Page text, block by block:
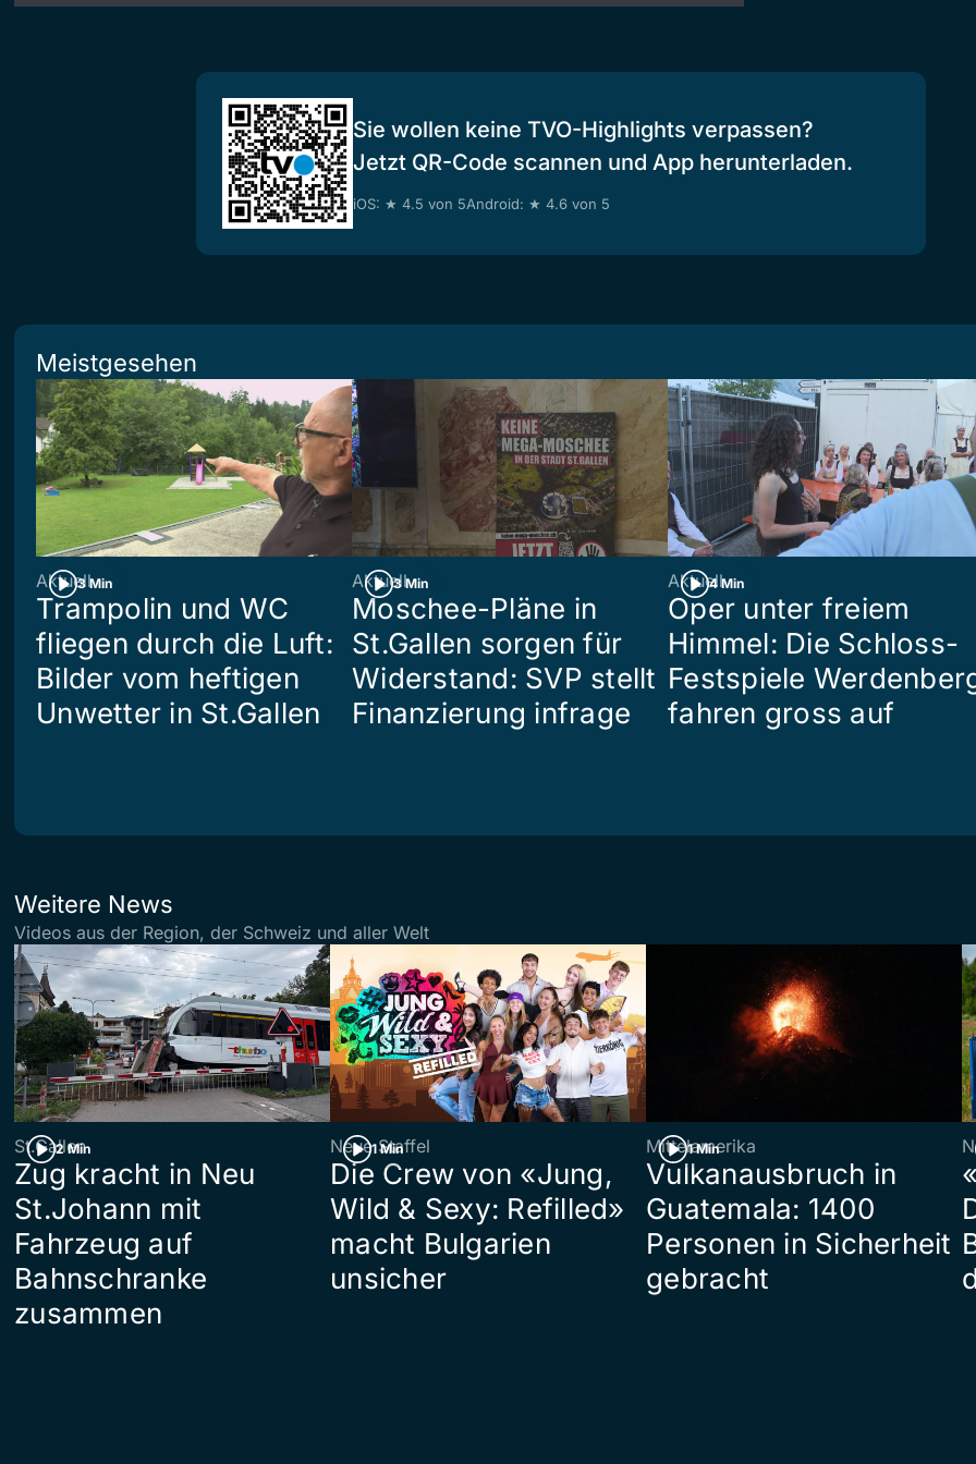
Sie wollen keine TVO-Highlights verpassen?
Jetzt QR-Code scannen und App herunterladen.
iOS: ★ 4.5 von 5Android: ★ 4.6 von 5
Meistgesehen
3 Min
Aktuell
Trampolin und WC
fliegen durch die Luft:
Bilder vom heftigen
Unwetter in St.Gallen
3 Min
Aktuell
Moschee-Pläne in
St.Gallen sorgen für
Widerstand: SVP stellt
Finanzierung infrage
4 Min
Aktuell
Oper unter freiem
Himmel: Die Schloss-
Festspiele
fahren gross auf
Weitere News
Videos aus der Region, der Schweiz und aller Welt
2 Min
St.Gallen
Zug kracht in Neu
St.Johann mit
Fahrzeug auf
Bahnschranke
zusammen
1 Min
Neue Staffel
Die Crew von «Jung,
Wild & Sexy: Refilled»
macht Bulgarien
unsicher
1 Min
Mittelamerika
Vulkanausbruch in
Guatemala: 1400
Personen in Sicherheit
gebracht